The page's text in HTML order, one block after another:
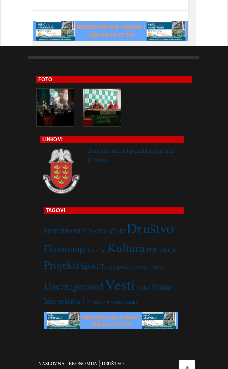
FOTO
LINKOVI
Zvanična internet prezentacija grada
Kraljeva
TAGOVI
BEZBEDNOST U SAOBRAĆAJU Društvo
Ekonomija Galerije Kultura PDF izdanja
Projekti Sport Tvoje pare - tvoje pravo
UncategorisedVesti Video Vidite-
Ima rešenja ! У срцу је увек Рашка
NASLOVNA EKONOMIJA DRUŠTVO